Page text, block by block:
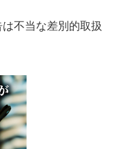
不当な差別的取扱